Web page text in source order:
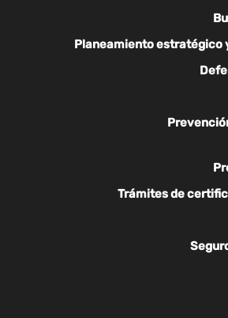
Planeamiento estratégico
Trámites de